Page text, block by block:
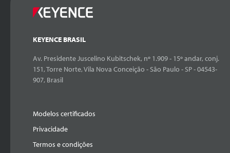
KEYENCE BRASIL
Av. Presidente Juscelino Kubitschek, nº 1.909 - 15º andar, conj.
151, Torre Norte, Vila Nova Conceição - São Paulo - SP - 04543-
907, Brasil
Modelos certificados
Privacidade
Termos e condições